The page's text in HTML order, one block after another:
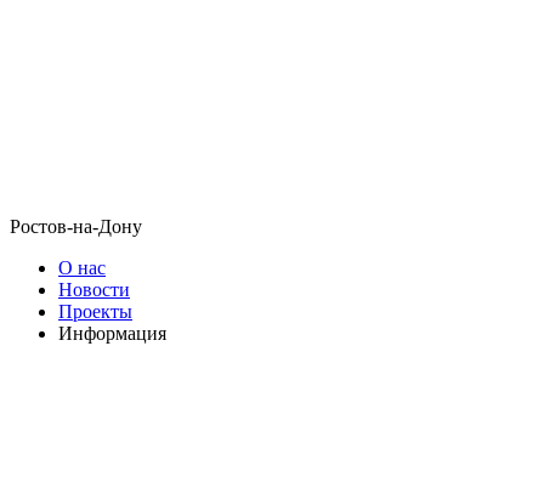
Ростов-на-Дону
О нас
Новости
Проекты
Информация